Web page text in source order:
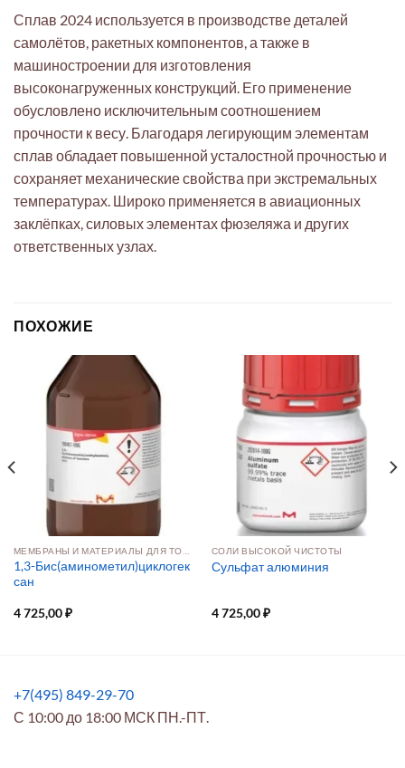
Сплав 2024 используется в производстве деталей
самолётов, ракетных компонентов, а также в
машиностроении для изготовления
высоконагруженных конструкций. Его применение
обусловлено исключительным соотношением
прочности к весу. Благодаря легирующим элементам
сплав обладает повышенной усталостной прочностью и
сохраняет механические свойства при экстремальных
температурах. Широко применяется в авиационных
заклёпках, силовых элементах фюзеляжа и других
ответственных узлах.
ПОХОЖИЕ
1,3-Бис(аминометил)циклогек
сан
4 725,00₽
СОЛИ ВЫСОКОЙ ЧИСТОТЫ
Сульфат алюминия
4 725,00₽
+7(495) 849-29-70
С 10:00 до 18:00 МСК ПН.-ПТ.